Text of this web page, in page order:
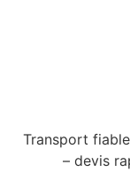
Transport
– devis